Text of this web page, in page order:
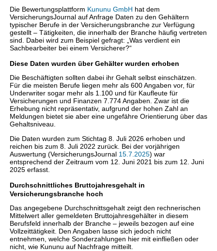
Die Bewertungsplattform Kununu GmbH hat dem
VersicherungsJournal auf Anfrage Daten zu den Gehältern
typischer Berufe in der Versicherungsbranche zur Verfügung
gestellt – Tätigkeiten, die innerhalb der Branche häufig vertreten
sind. Dabei wird zum Beispiel gefragt: „Was verdient ein
Sachbearbeiter bei einem Versicherer?“
Diese Daten wurden über Gehälter wurden erhoben
Die Beschäftigten sollten dabei ihr Gehalt selbst einschätzen.
Für die meisten Berufe liegen mehr als 600 Angaben vor, für
Underwriter sogar mehr als 1.100 und für Kaufleute für
Versicherungen und Finanzen 7.774 Angaben. Zwar ist die
Erhebung nicht repräsentativ, aufgrund der hohen Zahl an
Meldungen bietet sie aber eine ungefähre Orientierung über das
Gehaltsniveau.
Die Daten wurden zum Stichtag 8. Juli 2026 erhoben und
reichen bis zum 8. Juli 2022 zurück. Bei der vorjährigen
Auswertung (VersicherungsJournal 15.7.2025) war
entsprechend der Zeitraum vom 12. Juni 2021 bis zum 12. Juni
2025 erfasst.
Durchschnittliches Bruttojahresgehalt in
Versicherungsbranche hoch
Das angegebene Durchschnittsgehalt zeigt den rechnerischen
Mittelwert aller gemeldeten Bruttojahresgehälter in diesem
Berufsfeld innerhalb der Branche – jeweils bezogen auf eine
Vollzeittätigkeit. Den Angaben lasse sich jedoch nicht
entnehmen, welche Sonderzahlungen hier mit einfließen oder
nicht, wie Kununu auf Nachfrage mitteilt.